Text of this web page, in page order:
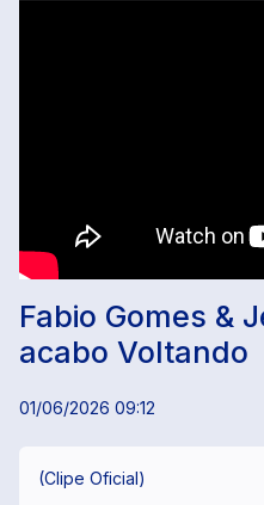
Fabio Gomes &
acabo Voltando
01/06/2026 09:12
(Clipe Oficial)